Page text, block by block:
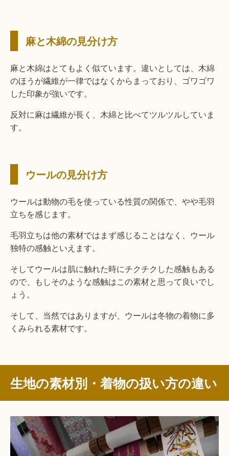
麻と木綿の見分け方
麻と木綿はとてもよく似ています。違いとしては、木綿
のほうが繊維が一律ではなくからまっており、ゴワゴワ
した印象が強いです。
反対に麻は繊維が長く、木綿と比べてツルツルしていま
す。
ウールの見分け方
ウールは動物の毛を使っている性質の関係で、やや毛羽
立ちを感じます。
毛羽立ちは他の素材ではまず感じることはなく、ウール
独特の感触といえます。
そしてウールは肌に触れた時にチクチクした感触もある
ので、もしそのような感触はこの素材と思って良いでし
ょう。
そして、当然ではありますが、ウールは冬物の着物に多
くみられる素材です。
生地の素材別・着物の扱い方の違い